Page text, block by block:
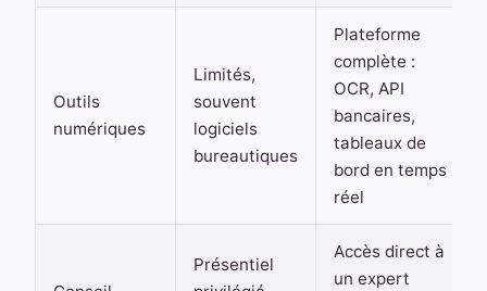
Outils
numériques
Limités,
souvent
logiciels
bureautiques
Plateforme
complète :
OCR, API
bancaires,
tableaux de
bord en temps
réel
Présentiel
Accès direct à
un expert